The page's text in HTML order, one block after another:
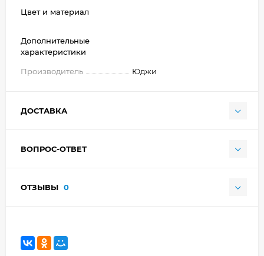
Цвет и материал
Дополнительные
характеристики
Производитель Юджи
ДОСТАВКА
ВОПРОС-ОТВЕТ
ОТЗЫВЫ 0